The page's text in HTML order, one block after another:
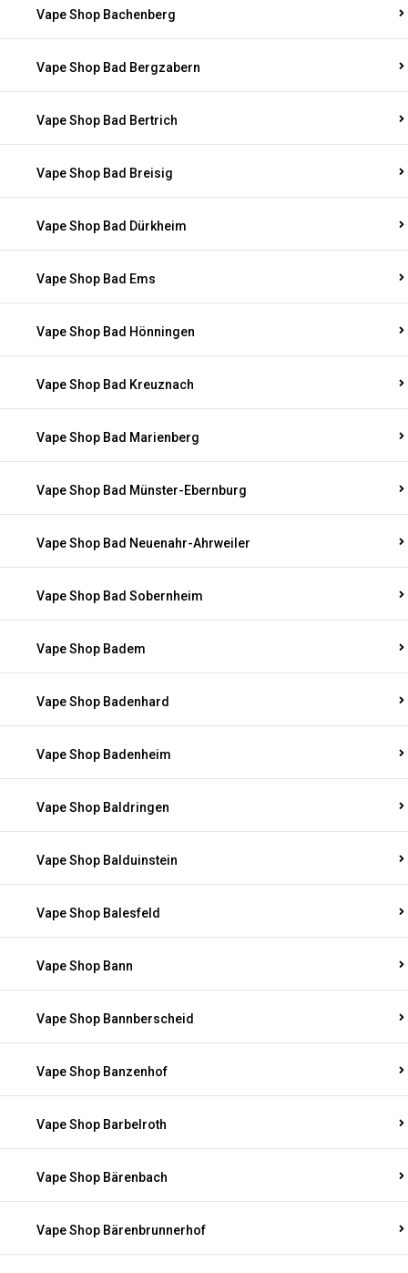
Vape Shop Bachenberg
Vape Shop Bad Bergzabern
Vape Shop Bad Bertrich
Vape Shop Bad Breisig
Vape Shop Bad Dürkheim
Vape Shop Bad Ems
Vape Shop Bad Hönningen
Vape Shop Bad Kreuznach
Vape Shop Bad Marienberg
Vape Shop Bad Münster-Ebernburg
Vape Shop Bad Neuenahr-Ahrweiler
Vape Shop Bad Sobernheim
Vape Shop Badem
Vape Shop Badenhard
Vape Shop Badenheim
Vape Shop Baldringen
Vape Shop Balduinstein
Vape Shop Balesfeld
Vape Shop Bann
Vape Shop Bannberscheid
Vape Shop Banzenhof
Vape Shop Barbelroth
Vape Shop Bärenbach
Vape Shop Bärenbrunnerhof